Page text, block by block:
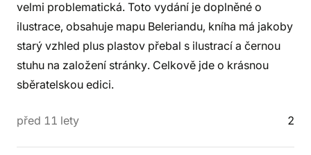
velmi problematická. Toto vydání je doplněné o
ilustrace, obsahuje mapu Beleriandu, kníha má jakoby
starý vzhled plus plastov přebal s ilustrací a černou
stuhu na založení stránky. Celkově jde o krásnou
sběratelskou edici.
před 11 lety 2